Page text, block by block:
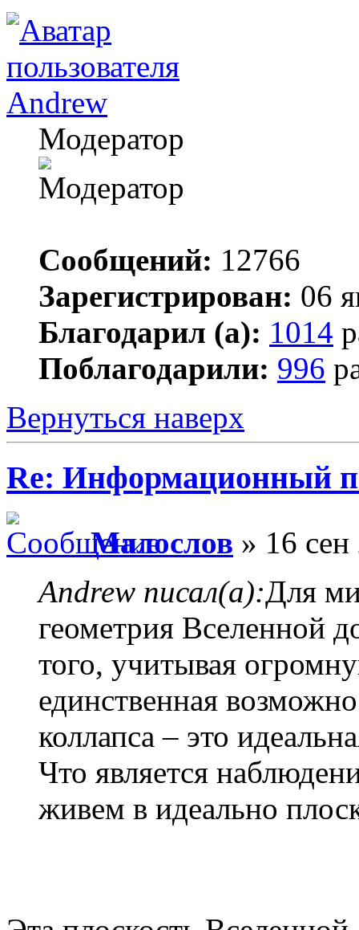
Andrew
Модератор
Сообщений: 12766
Зарегистрирован: 06
Благодарил (а): 1014
Поблагодарили: 996
Вернуться наверх
Re: Информационный
Малослов » 16
Andrew писал(а):Для
геометрия Вселенной
того, учитывая
единственная
коллапса – это
Что является
живем в идеально